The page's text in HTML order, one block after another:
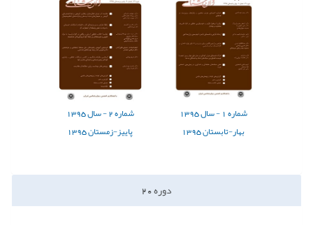
شماره1 - سال1395
بهار-تابستان 1395
شماره2 - سال1395
پاییز-زمستان 1395
دوره20